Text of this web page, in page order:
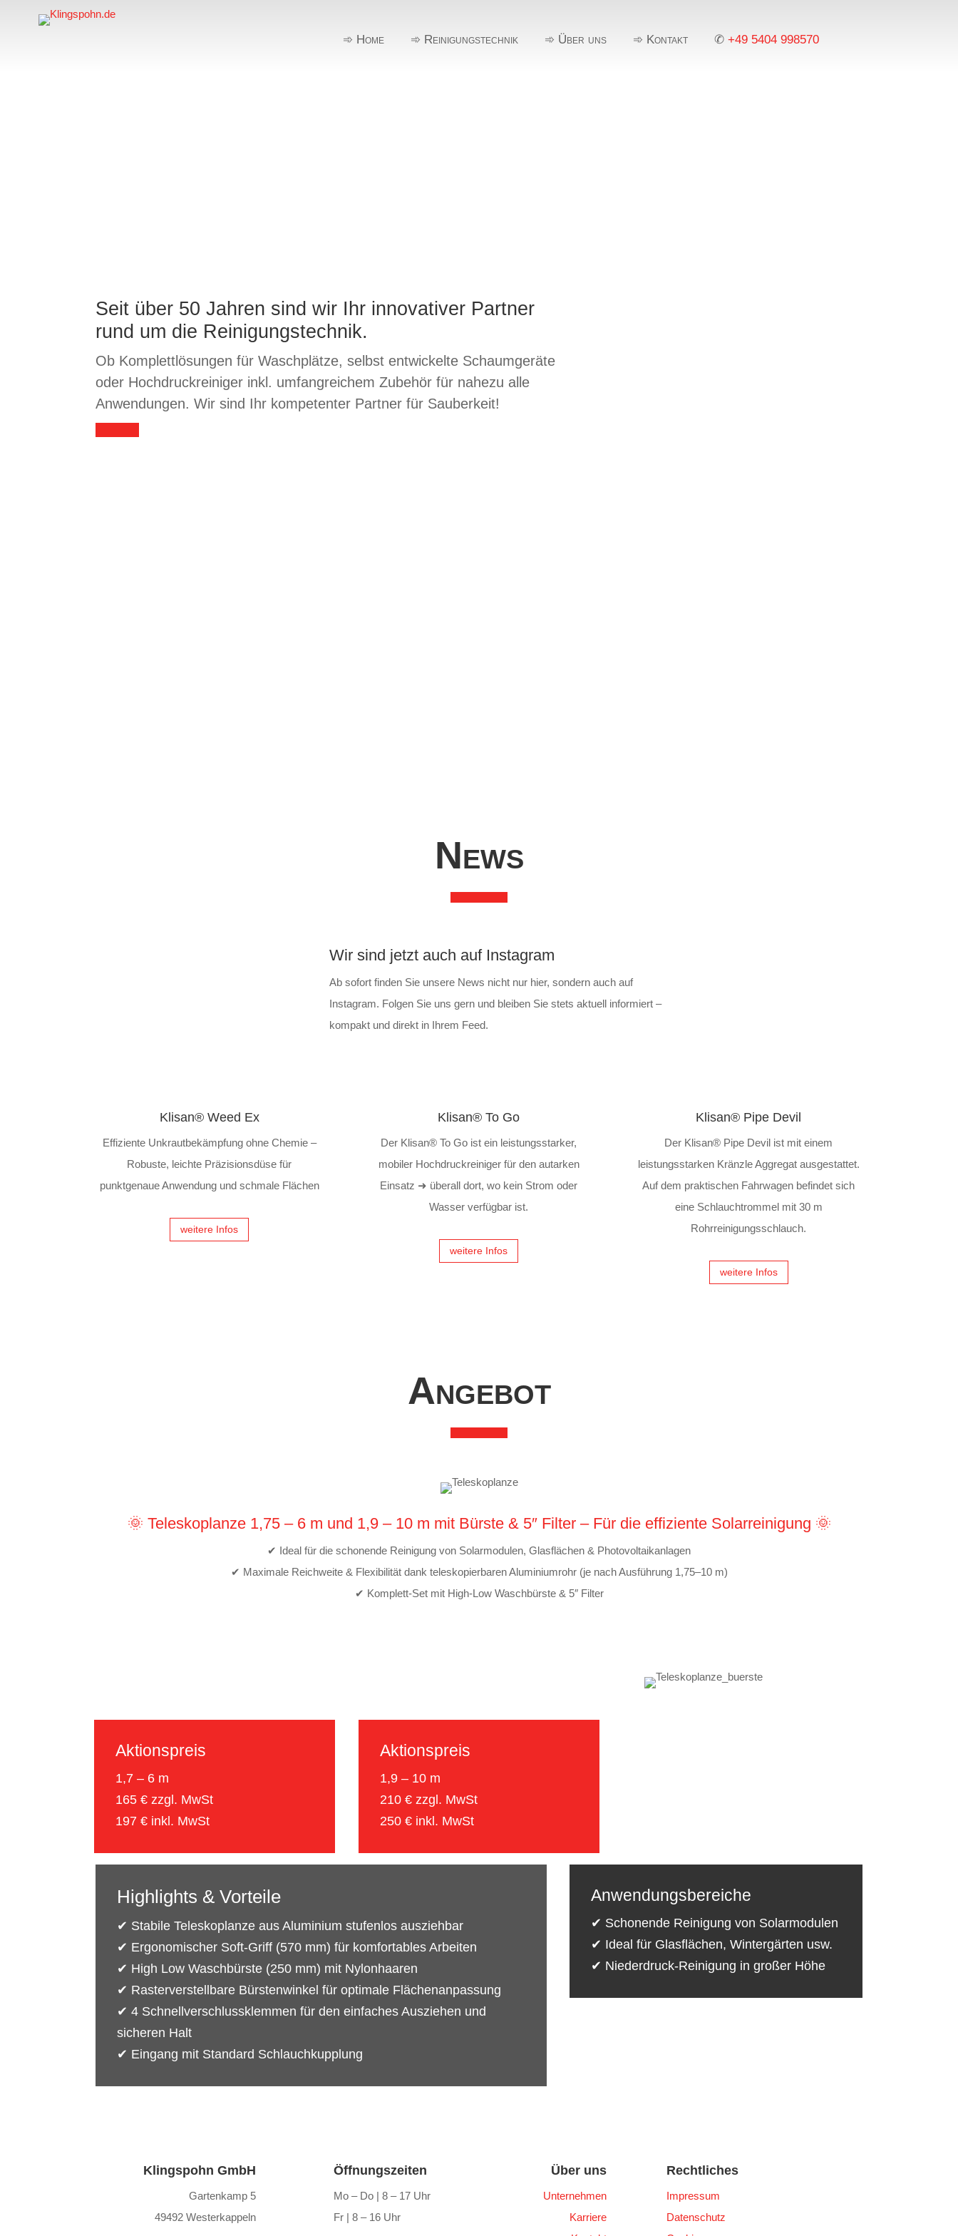
➾ Home ➾ Reinigungstechnik ➾ Über uns ➾ Kontakt ✆ +49 5404 998570
Seit über 50 Jahren sind wir Ihr innovativer Partner
rund um die Reinigungstechnik.
Ob Komplettlösungen für Waschplätze, selbst entwickelte Schaumgeräte
oder Hochdruckreiniger inkl. umfangreichem Zubehör für nahezu alle
Anwendungen. Wir sind Ihr kompetenter Partner für Sauberkeit!
News
Wir sind jetzt auch auf Instagram
Ab sofort finden Sie unsere News nicht nur hier, sondern auch auf
Instagram. Folgen Sie uns gern und bleiben Sie stets aktuell informiert –
kompakt und direkt in Ihrem Feed.
Klisan® Weed Ex
Effiziente Unkrautbekämpfung ohne Chemie –
Robuste, leichte Präzisionsdüse für
punktgenaue Anwendung und schmale Flächen
weitere Infos
Klisan® To Go
Der Klisan® To Go ist ein leistungsstarker,
mobiler Hochdruckreiniger für den autarken
Einsatz ➜ überall dort, wo kein Strom oder
Wasser verfügbar ist.
weitere Infos
Klisan® Pipe Devil
Der Klisan® Pipe Devil ist mit einem
leistungsstarken Kränzle Aggregat ausgestattet.
Auf dem praktischen Fahrwagen befindet sich
eine Schlauchtrommel mit 30 m
Rohrreinigungsschlauch.
weitere Infos
Angebot
🌞 Teleskoplanze 1,75 – 6 m und 1,9 – 10 m mit Bürste & 5″ Filter – Für die effiziente Solarreinigung 🌞
✔ Ideal für die schonende Reinigung von Solarmodulen, Glasflächen & Photovoltaikanlagen
✔ Maximale Reichweite & Flexibilität dank teleskopierbaren Aluminiumrohr (je nach Ausführung 1,75–10 m)
✔ Komplett-Set mit High-Low Waschbürste & 5″ Filter
Aktionspreis
1,7 – 6 m
165 € zzgl. MwSt
197 € inkl. MwSt
Aktionspreis
1,9 – 10 m
210 € zzgl. MwSt
250 € inkl. MwSt
Highlights & Vorteile
✔ Stabile Teleskoplanze aus Aluminium stufenlos ausziehbar
✔ Ergonomischer Soft-Griff (570 mm) für komfortables Arbeiten
✔ High Low Waschbürste (250 mm) mit Nylonhaaren
✔ Rasterverstellbare Bürstenwinkel für optimale Flächenanpassung
✔ 4 Schnellverschlussklemmen für den einfaches Ausziehen und
sicheren Halt
✔ Eingang mit Standard Schlauchkupplung
Anwendungsbereiche
✔ Schonende Reinigung von Solarmodulen
✔ Ideal für Glasflächen, Wintergärten usw.
✔ Niederdruck-Reinigung in großer Höhe
Klingspohn GmbH
Gartenkamp 5
49492 Westerkappeln
Öffnungszeiten
Mo – Do | 8 – 17 Uhr
Fr | 8 – 16 Uhr
Über uns
Unternehmen
Karriere
Rechtliches
Impressum
Datenschutz